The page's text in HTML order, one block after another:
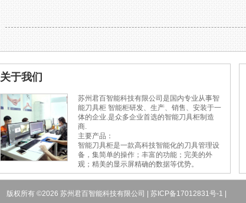
关于我们
苏州君百智能科技有限公司是国内专业从事智
能刀具柜 智能柜研发、生产、销售、安装于一
体的企业.是众多企业首选的智能刀具柜制造
商.
主要产品：
智能刀具柜是一款高科技智能化的刀具管理设
备，集简单的操作；丰富的功能；完美的外
观；精美的显示屏精确的数据等优势。
版权所有 ©2026 苏州君百智能科技有限公司 | 苏ICP备17012831号-1